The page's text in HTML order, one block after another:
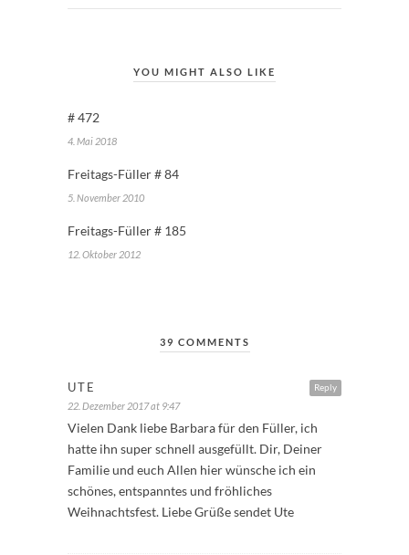
YOU MIGHT ALSO LIKE
# 472
4. Mai 2018
Freitags-Füller # 84
5. November 2010
Freitags-Füller # 185
12. Oktober 2012
39 COMMENTS
Reply
UTE
22. Dezember 2017 at 9:47
Vielen Dank liebe Barbara für den Füller, ich
hatte ihn super schnell ausgefüllt. Dir, Deiner
Familie und euch Allen hier wünsche ich ein
schönes, entspanntes und fröhliches
Weihnachtsfest. Liebe Grüße sendet Ute